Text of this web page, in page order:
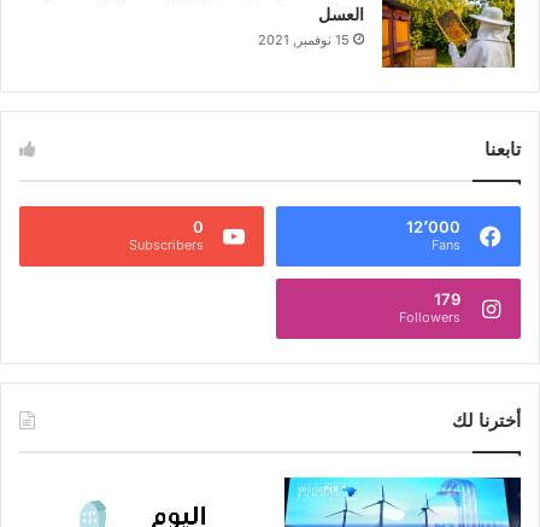
العسل
15 نوفمبر, 2021
تابعنا
12٬000
Fans
0
Subscribers
179
Followers
أخترنا لك